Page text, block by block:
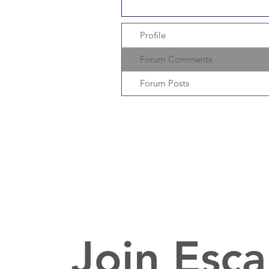
Profile
Forum Comments
Forum Posts
Join